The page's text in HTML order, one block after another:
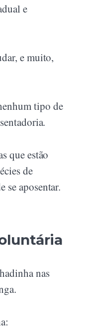
e
e muito,
tipo de
que estão
de
se aposentar.
nas